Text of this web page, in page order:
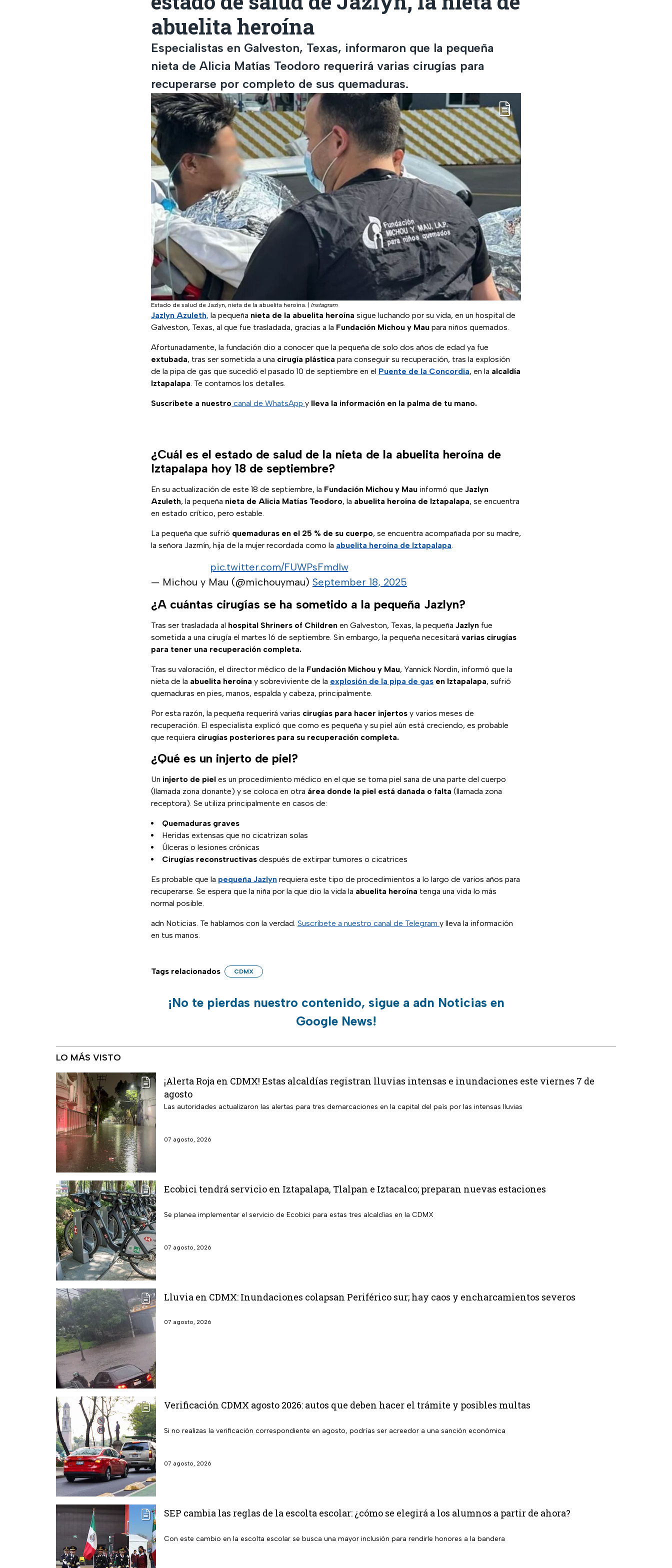
abuelita heroína
Especialistas en Galveston, Texas, informaron que la pequeña
nieta de Alicia Matías Teodoro requerirá varias cirugías para
recuperarse por completo de sus quemaduras.
Estado de salud de Jazlyn, nieta de la abuelita heroína. Instagram
Jazlyn Azuleth, la pequeña nieta de la abuelita heroína sigue luchando por su vida, en un hospital de
Galveston, Texas, al que fue trasladada, gracias a la Fundación Michou y Mau para niños quemados.
Afortunadamente, la fundación dio a conocer que la pequeña de solo dos años de edad ya fue
extubada, tras ser sometida a una cirugía plástica para conseguir su recuperación, tras la explosión
de la pipa de gas que sucedió el pasado 10 de septiembre en el Puente de la Concordia, en la alcaldía
Iztapalapa. Te contamos los detalles.
Suscríbete a nuestro canal de WhatsApp y lleva la información en la palma de tu mano.
¿Cuál es el estado de salud de la nieta de la abuelita heroína de
Iztapalapa hoy 18 de septiembre?
En su actualización de este 18 de septiembre, la Fundación Michou y Mau informó que Jazlyn
Azuleth, la pequeña nieta de Alicia Matías Teodoro, la abuelita heroína de Iztapalapa, se encuentra
en estado crítico, pero estable.
La pequeña que sufrió quemaduras en el 25 % de su cuerpo, se encuentra acompañada por su madre,
la señora Jazmín, hija de la mujer recordada como la abuelita heroína de Iztapalapa.
pic.twitter.com/FUWPsFmdlw
— Michou y Mau (@michouymau) September 18, 2025
¿A cuántas cirugías se ha sometido a la pequeña Jazlyn?
Tras ser trasladada al hospital Shriners of Children en Galveston, Texas, la pequeña Jazlyn fue
sometida a una cirugía el martes 16 de septiembre. Sin embargo, la pequeña necesitará varias cirugías
para tener una recuperación completa.
Tras su valoración, el director médico de la Fundación Michou y Mau, Yannick Nordin, informó que la
nieta de la abuelita heroína y sobreviviente de la explosión de la pipa de gas en Iztapalapa, sufrió
quemaduras en pies, manos, espalda y cabeza, principalmente.
Por esta razón, la pequeña requerirá varias cirugías para hacer injertos y varios meses de
recuperación. El especialista explicó que como es pequeña y su piel aún está creciendo, es probable
que requiera cirugías posteriores para su recuperación completa.
¿Qué es un injerto de piel?
Un injerto de piel es un procedimiento médico en el que se toma piel sana de una parte del cuerpo
(llamada zona donante) y se coloca en otra área donde la piel está dañada o falta (llamada zona
receptora). Se utiliza principalmente en casos de:
Quemaduras graves
Heridas extensas que no cicatrizan solas
Úlceras o lesiones crónicas
Cirugías reconstructivas después de extirpar tumores o cicatrices
Es probable que la pequeña Jazlyn requiera este tipo de procedimientos a lo largo de varios años para
recuperarse. Se espera que la niña por la que dio la vida la abuelita heroína tenga una vida lo más
normal posible.
adn Noticias. Te hablamos con la verdad. Suscríbete a nuestro canal de Telegram y lleva la información
en tus manos.
Tags relacionados CDMX
¡No te pierdas nuestro contenido, sigue a adn Noticias en
Google News!
LO MÁS VISTO
¡Alerta Roja en CDMX! Estas alcaldías registran lluvias intensas e inundaciones este viernes 7 de
agosto
Las autoridades actualizaron las alertas para tres demarcaciones en la capital del país por las intensas lluvias
07 agosto, 2026
Ecobici tendrá servicio en Iztapalapa, Tlalpan e Iztacalco; preparan nuevas estaciones
Se planea implementar el servicio de Ecobici para estas tres alcaldías en la CDMX
07 agosto, 2026
Lluvia en CDMX: Inundaciones colapsan Periférico sur; hay caos y encharcamientos severos
07 agosto, 2026
Verificación CDMX agosto 2026: autos que deben hacer el trámite y posibles multas
Si no realizas la verificación correspondiente en agosto, podrías ser acreedor a una sanción económica
07 agosto, 2026
SEP cambia las reglas de la escolta escolar: ¿cómo se elegirá a los alumnos a partir de ahora?
Con este cambio en la escolta escolar se busca una mayor inclusión para rendirle honores a la bandera